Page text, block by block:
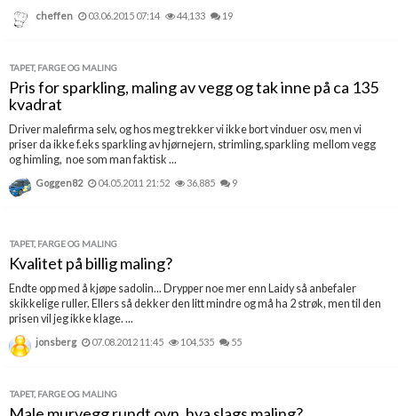
cheffen 03.06.2015 07:14 44,133 19
TAPET, FARGE OG MALING
Pris for sparkling, maling av vegg og tak inne på ca 135
kvadrat
Driver malefirma selv, og hos meg trekker vi ikke bort vinduer osv, men vi
priser da ikke f.eks sparkling av hjørnejern, strimling,sparkling mellom vegg
og himling, noe som man faktisk ...
Goggen82 04.05.2011 21:52 36,885 9
TAPET, FARGE OG MALING
Kvalitet på billig maling?
Endte opp med å kjøpe sadolin... Drypper noe mer enn Laidy så anbefaler
skikkelige ruller. Ellers så dekker den litt mindre og må ha 2 strøk, men til den
prisen vil jeg ikke klage. ...
jonsberg 07.08.2012 11:45 104,535 55
TAPET, FARGE OG MALING